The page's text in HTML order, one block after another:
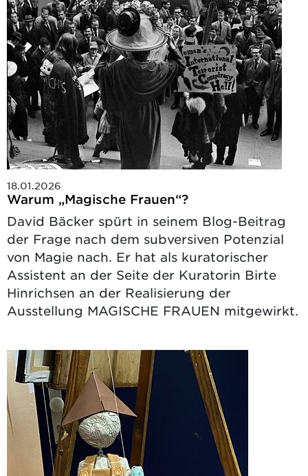
18.01.2026
Warum „Magische Frauen“?
David Bäcker spürt in seinem Blog-Beitrag
der Frage nach dem subversiven Potenzial
von Magie nach. Er hat als kuratorischer
Assistent an der Seite der Kuratorin Birte
Hinrichsen an der Realisierung der
Ausstellung MAGISCHE FRAUEN mitgewirkt.